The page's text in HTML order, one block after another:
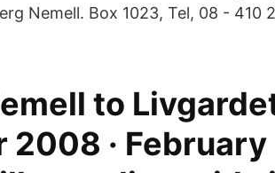
Nemell. Box 1023, Tel, 08 - 410
to
2008 ·